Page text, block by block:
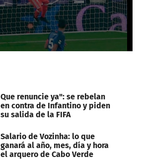
Que renuncie ya": se rebelan
en contra de Infantino y piden
su salida de la FIFA
Salario de Vozinha: lo que
ganará al año, mes, día y hora
el arquero de Cabo Verde